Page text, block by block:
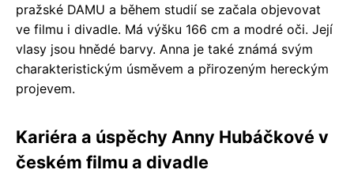
pražské DAMU a během studií se začala objevovat
ve filmu i divadle. Má výšku 166 cm a modré oči. Její
vlasy jsou hnědé barvy. Anna je také známá svým
charakteristickým úsměvem a přirozeným hereckým
projevem.
Kariéra a úspěchy Anny Hubáčkové v
českém filmu a divadle